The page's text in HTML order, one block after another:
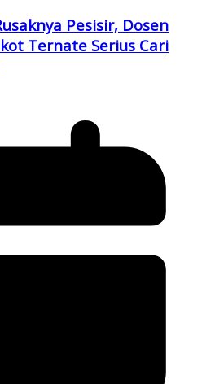
Pesisir, Dosen
Ternate Serius Cari